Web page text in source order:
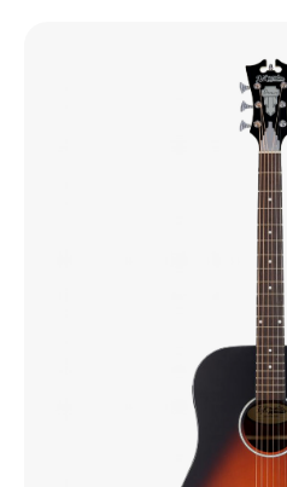
+7 (925) 879-85-35
Санкт-Петербург
+7 (999) 213-51-93